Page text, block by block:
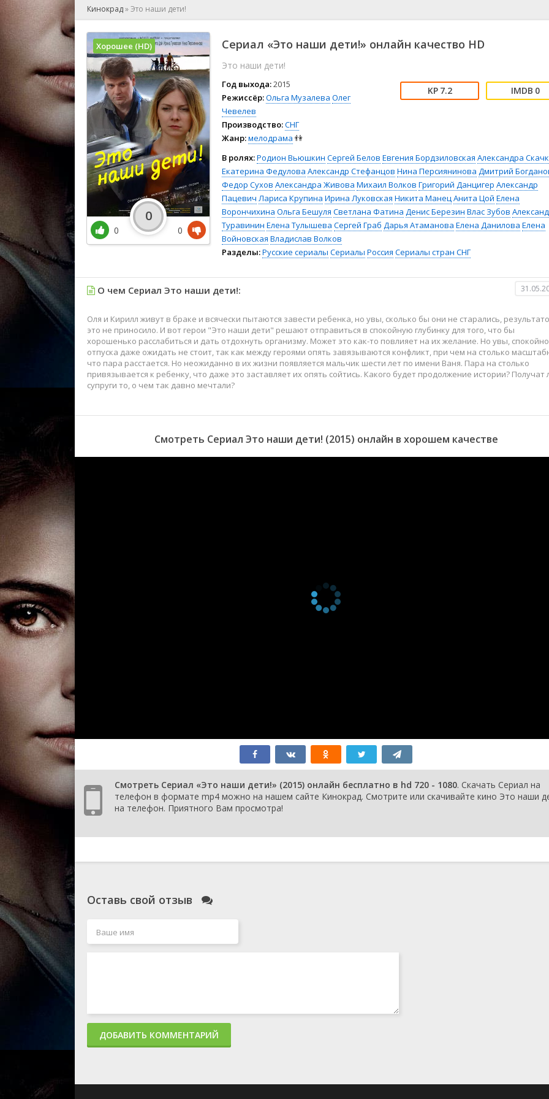
🕺 Мюзикл
👨‍💼 Новости
🎒 Приключения
👨‍💻 Реальное тв
🎤 Ток-шоу
😱 Ужасы
🧙‍♀️ Фантастика
🤠 Фильм-нуар
🧝‍♂️ Фэнтези
🏅 Церемония
Кинокрад»Это наши дети!
Сериал «Это наши дети!» онлайн качество HD
Это наши дети!
Год выхода:2015
Режиссёр:Ольга Музалева Олег
Чевелев
Производство:СНГ
Жанр:мелодрама 👫
7.2 0
В ролях:Родион Вьюшкин Сергей Белов Евгения Бордзиловская Александра
Екатерина Федулова Александр Стефанцов Нина Персиянинова Дмитрий
Федор Сухов Александра Живова Михаил Волков Григорий Данцигер Александр
Пацевич Лариса Крупина Ирина Луковская Никита МанецАнита Цой Елена
Ворончихина Ольга Бешуля Светлана Фатина Денис Березин Влас Зубов
Туравинин Елена Тулышева Сергей Граб Дарья Атаманова Елена Данилова Елена
Войновская Владислав Волков
Разделы:Русские сериалы Сериалы Россия Сериалы стран СНГ
Хорошее (HD)
0
0
0
О чем Сериал Это наши дети!:
Оля и Кирилл живут в браке и всячески пытаются завести ребенка, но увы, сколько бы они не старались,
это не приносило. И вот герои "Это наши дети" решают отправиться в спокойную глубинку для того, что бы
хорошенько расслабиться и дать отдохнуть организму. Может это как-то повлияет на их желание. Но увы,
отпуска даже ожидать не стоит, так как между героями опять завязываются конфликт, при чем на столько
что пара расстается. Но неожиданно в их жизни появляется мальчик шести лет по имени Ваня. Пара на столько
привязывается к ребенку, что даже это заставляет их опять сойтись. Какого будет продолжение истории? Получат
супруги то, о чем так давно мечтали?
Смотреть Сериал Это наши дети! (2015) онлайн в хорошем качестве
Смотреть Сериал «Это наши дети!» (2015) онлайн бесплатно в hd 720 - 1080. Скачать Сериал на
телефон в формате mp4 можно на нашем сайте Кинокрад. Смотрите или скачивайте кино Это наши
на телефон. Приятного Вам просмотра!
Оставь свой отзыв
ДОБАВИТЬ КОММЕНТАРИЙ